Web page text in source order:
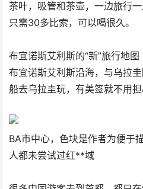
茶叶，吸管和茶壶，一边旅行
只需30多比索，可以喝很久。
布宜诺斯艾利斯的“新”旅行地图
布宜诺斯艾利斯沿海，与乌拉
船去乌拉圭玩，有美签就不用担
BA市中心，色块是作者为便于
人都未尝试过红**域